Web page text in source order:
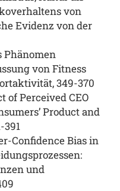
von
Evidenz von der
Phänomen
von Fitness
349-370
of Perceived CEO
Product and
391
Confidence Bias in
und